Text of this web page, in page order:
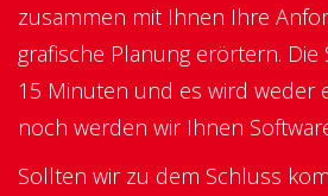
zusammen mit Ihnen Ihre
grafische Planung erörtern.
15 Minuten und es wird weder
noch werden wir Ihnen
Sollten wir zu dem Schluss